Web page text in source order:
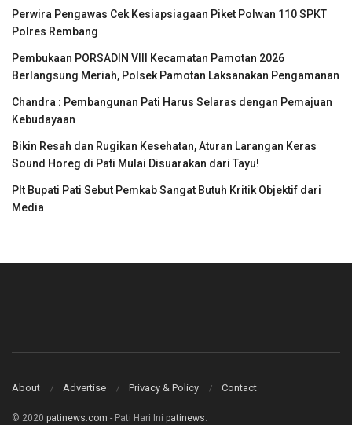
Perwira Pengawas Cek Kesiapsiagaan Piket Polwan 110 SPKT
Polres Rembang
Pembukaan PORSADIN VIII Kecamatan Pamotan 2026
Berlangsung Meriah, Polsek Pamotan Laksanakan Pengamanan
Chandra : Pembangunan Pati Harus Selaras dengan Pemajuan
Kebudayaan
Bikin Resah dan Rugikan Kesehatan, Aturan Larangan Keras
Sound Horeg di Pati Mulai Disuarakan dari Tayu!
Plt Bupati Pati Sebut Pemkab Sangat Butuh Kritik Objektif dari
Media
About Advertise Privacy & Policy Contact
© 2020 patinews.com - Pati Hari Ini patinews.